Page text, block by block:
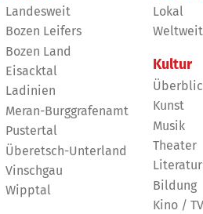
Landesweit
Bozen Leifers
Bozen Land
Eisacktal
Ladinien
Meran-Burggrafenamt
Pustertal
Überetsch-Unterland
Vinschgau
Wipptal
Lokal
Weltweit
Kultur
Kunst
Musik
Theater
Literatur
Bildung
Kino / TV